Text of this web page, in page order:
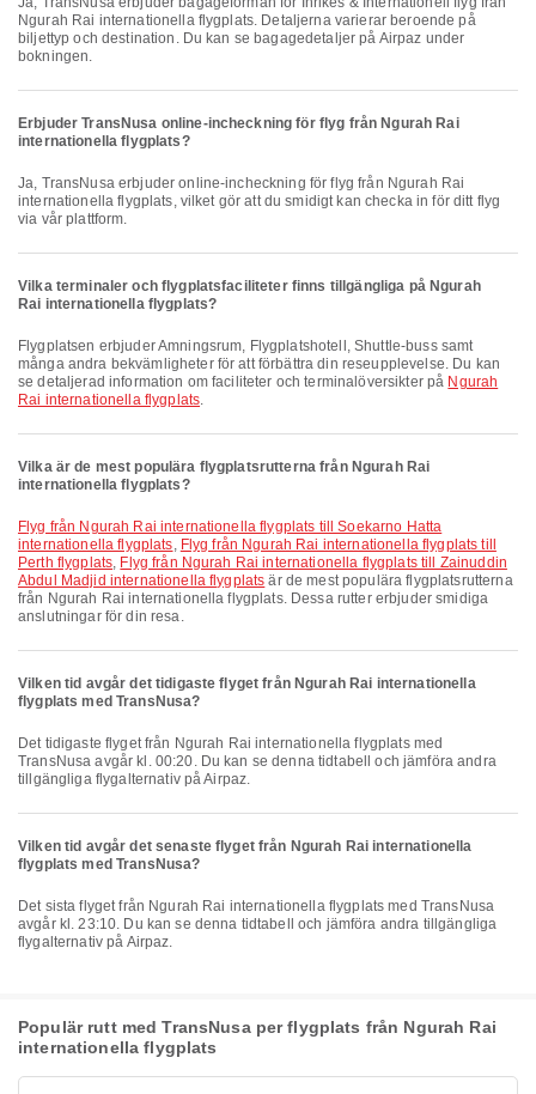
Ngurah Rai internationella flygplats. Detaljerna varierar beroende på
biljettyp och destination. Du kan se bagagedetaljer på Airpaz under
bokningen.
Erbjuder TransNusa online-incheckning för flyg från Ngurah Rai
internationella flygplats?
Ja, TransNusa erbjuder online-incheckning för flyg från Ngurah Rai
internationella flygplats, vilket gör att du smidigt kan checka in för ditt flyg
via vår plattform.
Vilka terminaler och flygplatsfaciliteter finns tillgängliga på Ngurah
Rai internationella flygplats?
Flygplatsen erbjuder Amningsrum, Flygplatshotell, Shuttle-buss samt
många andra bekvämligheter för att förbättra din reseupplevelse. Du kan
se detaljerad information om faciliteter och terminalöversikter på Ngurah
Rai internationella flygplats.
Vilka är de mest populära flygplatsrutterna från Ngurah Rai
internationella flygplats?
Flyg från Ngurah Rai internationella flygplats till Soekarno Hatta
internationella flygplats, Flyg från Ngurah Rai internationella flygplats till
Perth flygplats, Flyg från Ngurah Rai internationella flygplats till Zainuddin
Abdul Madjid internationella flygplats är de mest populära flygplatsrutterna
från Ngurah Rai internationella flygplats. Dessa rutter erbjuder smidiga
anslutningar för din resa.
Vilken tid avgår det tidigaste flyget från Ngurah Rai internationella
flygplats med TransNusa?
Det tidigaste flyget från Ngurah Rai internationella flygplats med
TransNusa avgår kl. 00:20. Du kan se denna tidtabell och jämföra andra
tillgängliga flygalternativ på Airpaz.
Vilken tid avgår det senaste flyget från Ngurah Rai internationella
flygplats med TransNusa?
Det sista flyget från Ngurah Rai internationella flygplats med TransNusa
avgår kl. 23:10. Du kan se denna tidtabell och jämföra andra tillgängliga
flygalternativ på Airpaz.
Populär rutt med TransNusa per flygplats från Ngurah Rai
internationella flygplats